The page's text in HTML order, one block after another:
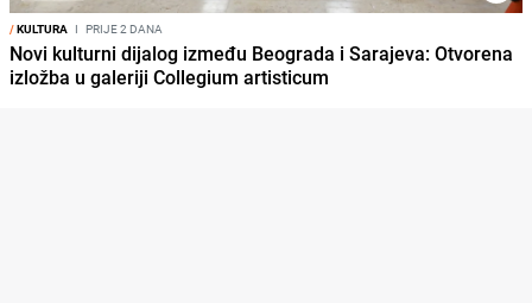
/KULTURA I PRIJE 2 DANA
Novi kulturni dijalog između Beograda i Sarajeva: Otvorena
izložba u galeriji Collegium artisticum